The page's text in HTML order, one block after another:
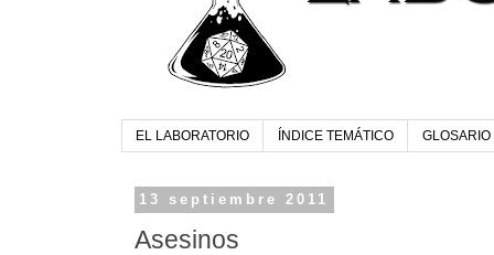
EL LABORATORIO ÍNDICE TEMÁTICO
13 septiembre 2011
Asesinos